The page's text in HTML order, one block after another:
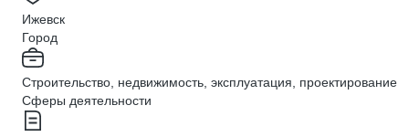
Ижевск
Город
Строительство, недвижимость, эксплуатация, проектирование
Сферы деятельности